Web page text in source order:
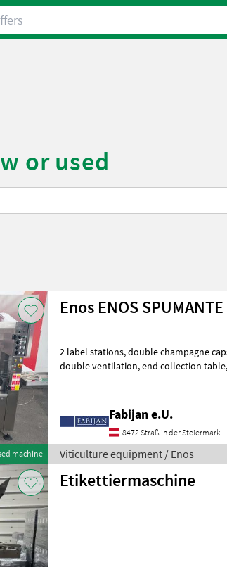
or used
machine
Enos ENOS SPUMANTE
2 label stations, double champagne capsule folder, thermal head with
double ventilation, end collection table, champagne capsule
Fabijan e.U.
8472 Straß in der Steiermark
Viticulture equipment / Enos
Etikettiermaschine